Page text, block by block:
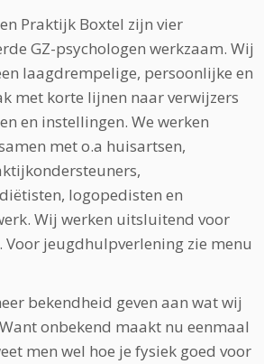
Praktijk Boxtel zijn vier
GZ-psychologen werkzaam. Wij
laagdrempelige, persoonlijke en
met korte lijnen naar verwijzers
en instellingen. We werken
met o.a huisartsen,
logopedisten en
Wij werken uitsluitend voor
Voor jeugdhulpverlening zie menu
bekendheid geven aan wat wij
onbekend maakt nu eenmaal
men wel hoe je fysiek goed voor